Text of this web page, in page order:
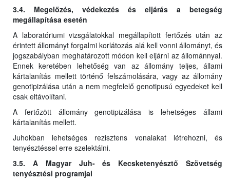
3.4. Megelőzés, védekezés és eljárás a betegség
megállapítása esetén
A laboratóriumi vizsgálatokkal megállapított fertőzés után az
érintett állományt forgalmi korlátozás alá kell vonni állományt, és
jogszabályban meghatározott módon kell eljárni az állománnyal.
Ennek keretében lehetőség van az állomány teljes, állami
kártalanítás mellett történő felszámolására, vagy az állomány
genotipizálása után a nem megfelelő genotipusú egyedeket kell
csak eltávolítani.
A fertőzött állomány genotipizálása is lehetséges állami
kártalanítás mellett.
Juhokban lehetséges rezisztens vonalakat létrehozni, és
tenyésztéssel erre szelektálni.
3.5. A Magyar Juh- és Kecsketenyésztő Szövetség
tenyésztési programjai